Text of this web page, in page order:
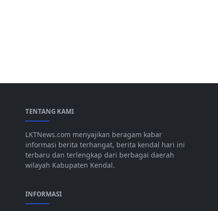
TENTANG KAMI
LKTNews.com menyajikan beragam kabar
informasi berita terhangat, berita kendal hari ini
terbaru dan terlengkap dari berbagai daerah
wilayah Kabupaten Kendal.
INFORMASI